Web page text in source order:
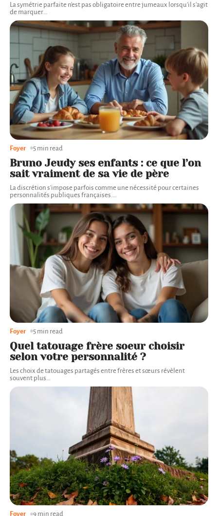
La symétrie parfaite n'est pas obligatoire entre jumeaux lorsqu'il s'agit
de marquer
Bruno Jeudy ses enfants : ce que l’on
sait vraiment de sa vie de père
La discrétion s'impose parfois comme une nécessité pour certaines
personnalités publiques françaises.
Foyer 5 min read
Quel tatouage frère soeur choisir
selon votre personnalité ?
Les choix de tatouages partagés entre frères et sœurs révèlent
souvent plus
Foyer 5 min read
Foyer 9 min read